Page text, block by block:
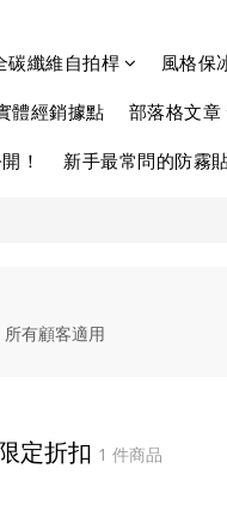
碳纖維自拍桿 風格保
體經銷據點 部落格文章
！ 新手最常問的防霧
所有顧客適用
定折扣 1 件商品